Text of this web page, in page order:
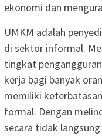
ekonomi dan
UMKM adalah
di sektor informal.
tingkat
kerja bagi banyak
memiliki
formal. Dengan
secara tidak